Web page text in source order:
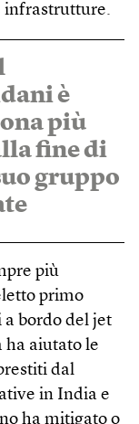
infrastrutture.
è
più
fine di
gruppo
più
primo
bordo del jet
ha aiutato le
dal
in India e
ha mitigato o